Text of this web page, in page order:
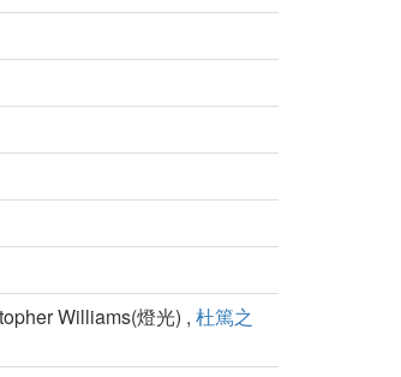
Williams(燈光) , 杜篤之